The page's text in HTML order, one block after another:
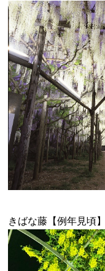
きばな藤 【例年見頃